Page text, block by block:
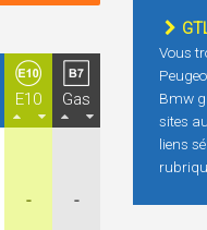
E10
Gas
- -
Vous
Bmw
sites
liens